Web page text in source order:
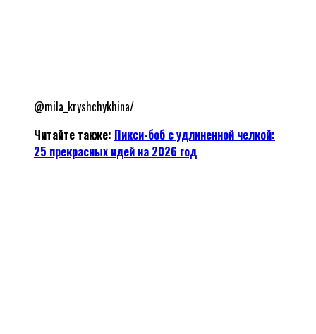
@mila_kryshchykhina/
Читайте также: Пикси-боб с удлиненной челкой:
25 прекрасных идей на 2026 год